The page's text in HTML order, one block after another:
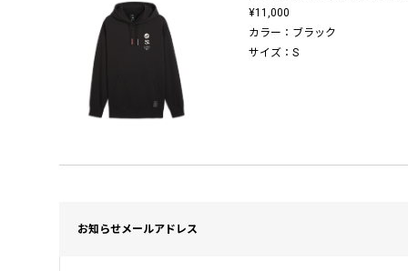
¥11,000
カラー：ブラック
サイズ：S
お知らせメールアドレス